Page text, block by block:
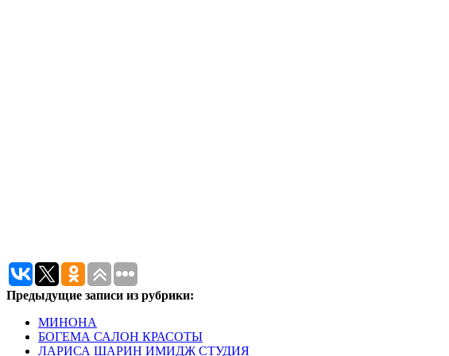
Предыдущие записи из рубрики:
МИНОНА
БОГЕМА САЛОН КРАСОТЫ
ЛАРИСА ШАРИН ИМИДЖ СТУДИЯ